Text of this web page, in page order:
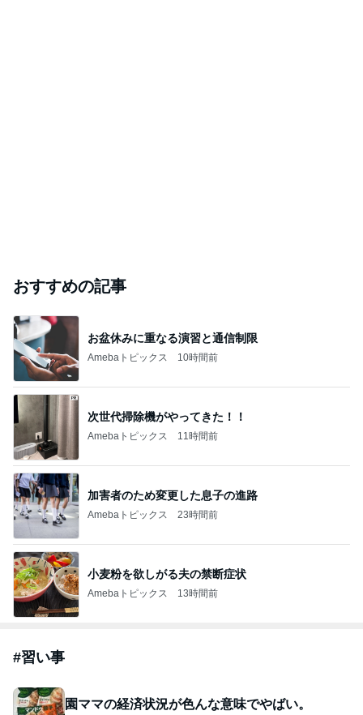
おすすめの記事
お盆休みに重なる演習と通信制限
Amebaトピックス 10時間前
次世代掃除機がやってきた！！
Amebaトピックス 11時間前
加害者のため変更した息子の進路
Amebaトピックス 23時間前
小麦粉を欲しがる夫の禁断症状
Amebaトピックス 13時間前
#習い事
園ママの経済状況が色んな意味でやばい。